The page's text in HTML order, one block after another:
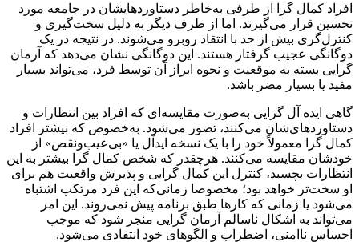
افراد کمال گرا از طرفی به‌خاطر دستاوردهایشان در جامعه مورد
تحسین قرار می‌گیرند. اما از طرف دیگر به دلیل سخت‌گیری و
کنترل‌گری بیش از حد با انتقاد روبرو می‌شوند. در نتیجه در یک
دوگانگی عجیب گرفتار هستند. این دوگانگی نشان می‌دهد که آرمان
گرایی بسته به موقعیت و نحوه ابراز آن توسط فرد، می‌تواند بسیار
مفید یا بسیار مضر باشد.
گاهی ایده آل گرایی به‌صورت مقایسه‌ای که افراد بین انتظارات و
دستاوردهای‌شان می‌کنند، تصور می‌شود. به‌خصوص که بیشتر افراد
کمال گرا معمولاً خود را با یک نسخه ایدآل یا «بی‌عیب‌ونقص» از
خودشان مقایسه می‌کنند. هرچقدر که شخص کمال گرا بیشتر به این
انتظارات بچسبد، کنترل این کمال گرایی و پذیرش واقعیت هم برای
او سخت‌تر خواهد بود؛ مخصوصا زمانی‌که این فرد مرتکب اشتباه
می‌شود یا زمانی که کارها طبق برنامه پیش نمی‌روند. این امر
می‌تواند به اشکال ناسالم آرمان گرایی منجر شود که موجب
احساس ناامنی، اضطراب و الگوهای خود انتقادی می‌شود.